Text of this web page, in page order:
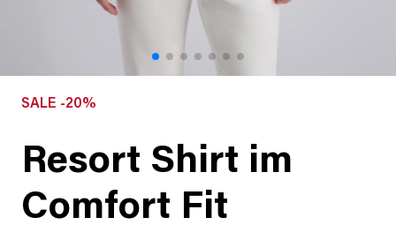
SALE -20%
Resort Shirt im
Comfort Fit